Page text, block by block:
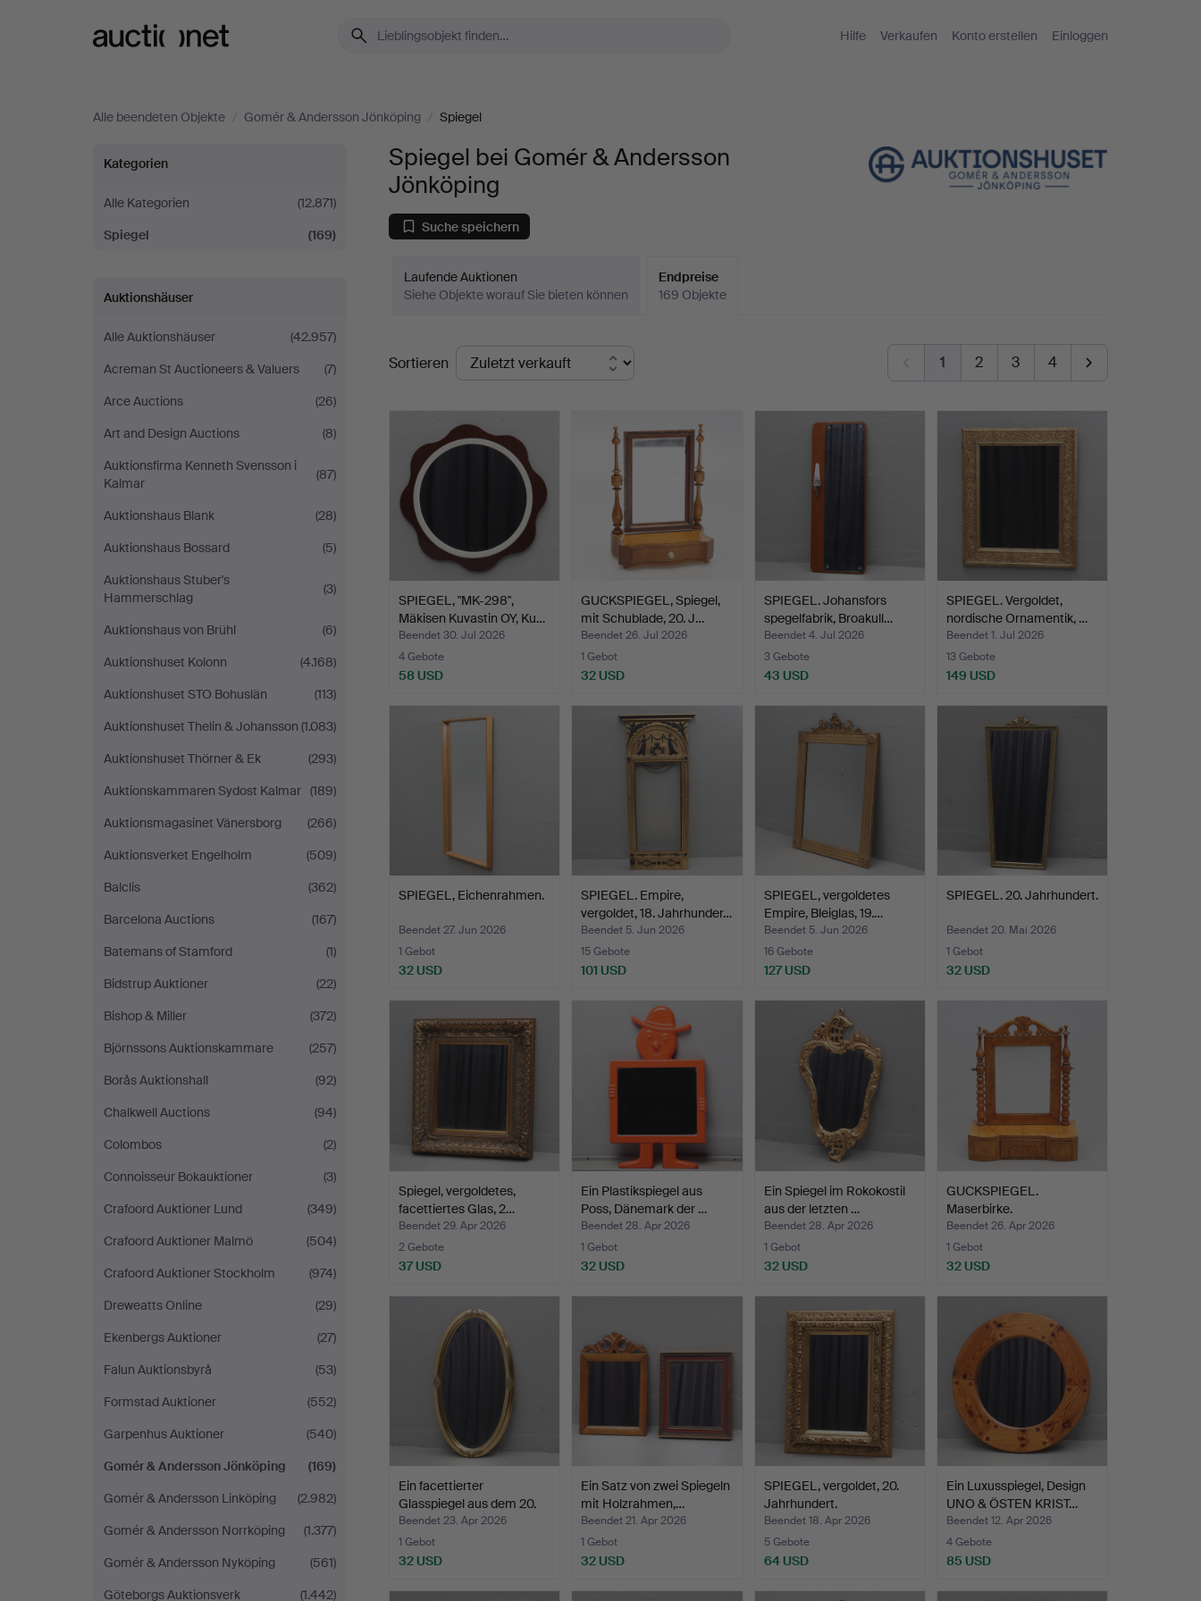
Hilfe Verkaufen Konto erstellen Einloggen
Alle beendeten Objekte / Gomér & Andersson Jönköping / Spiegel
Spiegel
bei
Gomér
&
Andersson
Jönköping
Kategorien
Alle Kategorien
(12.871)
Spiegel
(169)
Auktionshäuser
Alle Auktionshäuser
(42.957)
Acreman St Auctioneers & Valuers
(7)
Arce Auctions
(26)
Art and Design Auctions
(8)
Auktionsfirma Kenneth Svensson i
Kalmar
(87)
Auktionshaus Blank
(28)
Auktionshaus Bossard
(5)
Auktionshaus Stuber's
Hammerschlag
(3)
Auktionshaus von Brühl
(6)
Auktionshuset Kolonn
(4.168)
Auktionshuset STO Bohuslän
(113)
Auktionshuset Thelin & Johansson (1.083)
Auktionshuset Thörner & Ek
(293)
Auktionskammaren Sydost Kalmar (189)
Auktionsmagasinet Vänersborg
(266)
Auktionsverket Engelholm
(509)
Balclis
(362)
Barcelona Auctions
(167)
Batemans of Stamford
(1)
Bidstrup Auktioner
(22)
Bishop & Miller
(372)
Björnssons Auktionskammare
(257)
Borås Auktionshall
(92)
Chalkwell Auctions
(94)
Colombos
(2)
Connoisseur Bokauktioner
(3)
Crafoord Auktioner Lund
(349)
Crafoord Auktioner Malmö
(504)
Crafoord Auktioner Stockholm
(974)
Dreweatts Online
(29)
Ekenbergs Auktioner
(27)
Falun Auktionsbyrå
(53)
Formstad Auktioner
(552)
Garpenhus Auktioner
(540)
Gomér & Andersson Jönköping
(169)
Gomér & Andersson Linköping
(2.982)
Gomér & Andersson Norrköping
(1.377)
Gomér & Andersson Nyköping
(561)
Göteborgs Auktionsverk
(1.442)
Spiegel bei Gomér & Andersson
Jönköping
Suche speichern
Laufende Auktionen
Siehe Objekte worauf Sie bieten können
Endpreise
169 Objekte
Endpreise
Sortieren 1 2 3 4
SPIEGEL, "MK-298",
Mäkisen Kuvastin OY, Ku…
Beendet 30. Jul 2026
4 Gebote
58 USD
GUCKSPIEGEL, Spiegel,
mit Schublade, 20. J…
Beendet 26. Jul 2026
1 Gebot
32 USD
SPIEGEL. Johansfors
spegelfabrik, Broakull…
Beendet 4. Jul 2026
3 Gebote
43 USD
SPIEGEL. Vergoldet,
nordische Ornamentik, …
Beendet 1. Jul 2026
13 Gebote
149 USD
SPIEGEL, Eichenrahmen.
Beendet 27. Jun 2026
1 Gebot
32 USD
SPIEGEL. Empire,
vergoldet, 18. Jahrhunder…
Beendet 5. Jun 2026
15 Gebote
101 USD
SPIEGEL, vergoldetes
Empire, Bleiglas, 19.…
Beendet 5. Jun 2026
16 Gebote
127 USD
SPIEGEL. 20. Jahrhundert.
Beendet 20. Mai 2026
1 Gebot
32 USD
Spiegel, vergoldetes,
facettiertes Glas, 2…
Beendet 29. Apr 2026
2 Gebote
37 USD
Ein Plastikspiegel aus
Poss, Dänemark der …
Beendet 28. Apr 2026
1 Gebot
32 USD
Ein Spiegel im Rokokostil
aus der letzten …
Beendet 28. Apr 2026
1 Gebot
32 USD
GUCKSPIEGEL.
Maserbirke.
Beendet 26. Apr 2026
1 Gebot
32 USD
Ein facettierter
Glasspiegel aus dem 20.
J…
Beendet 23. Apr 2026
1 Gebot
32 USD
Ein Satz von zwei Spiegeln
mit Holzrahmen,…
Beendet 21. Apr 2026
1 Gebot
32 USD
SPIEGEL, vergoldet, 20.
Jahrhundert.
Beendet 18. Apr 2026
5 Gebote
64 USD
Ein Luxusspiegel, Design
UNO & ÖSTEN KRIST…
Beendet 12. Apr 2026
4 Gebote
85 USD